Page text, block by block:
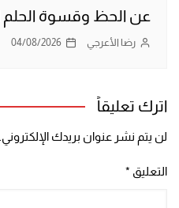
عن الحظ وقسوة الحلم
رضا الأعرجي 04/08/2026
اترك تعليقاً
لن يتم نشر عنوان بريدك الإلكتروني.
التعليق *